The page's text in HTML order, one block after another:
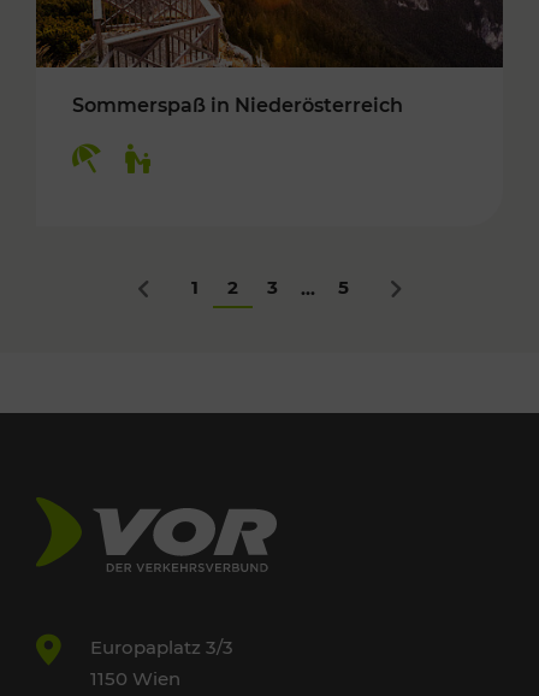
Sommerspaß in Niederösterreich
Zurück
1 2 3 ... 5 Nächstes
Europaplatz 3/3
1150 Wien